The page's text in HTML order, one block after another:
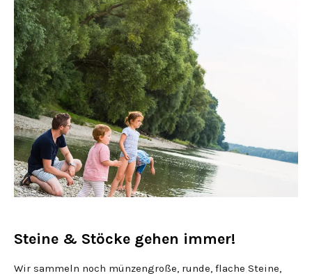
Steine & Stöcke gehen immer!
Wir sammeln noch münzengroße, runde, flache Steine,